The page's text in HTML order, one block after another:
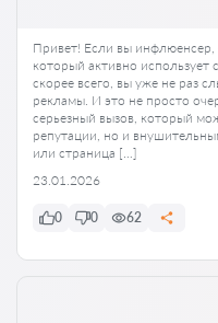
Привет! Если вы
который активно
скорее всего, вы уже не раз
рекламы. И это не просто
серьезный вызов, который
репутации, но и
или страница […]
23.01.2026
0 0 62